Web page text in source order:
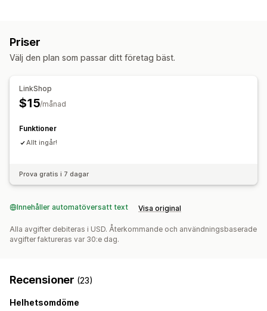
Redigeringsverktyg
Priser
Välj den plan som passar ditt företag bäst.
LinkShop
$15/månad
Funktioner
Allt ingår!
Prova gratis i 7 dagar
Innehåller automatöversatt text Visa original
Alla avgifter debiteras i USD. Återkommande och användningsbaserade
avgifter faktureras var 30:e dag.
Recensioner (23)
Helhetsomdöme